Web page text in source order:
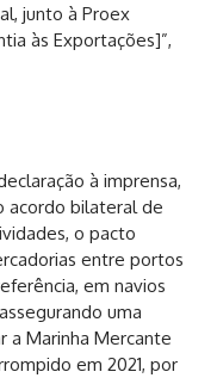
junto à Proex
às Exportações]”,
à imprensa,
acordo bilateral de
o pacto
entre portos
em navios
uma
a Marinha Mercante
em 2021, por